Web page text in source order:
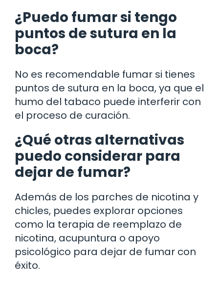
¿Puedo fumar si tengo
puntos de sutura en la
boca?
No es recomendable fumar si tienes
puntos de sutura en la boca, ya que el
humo del tabaco puede interferir con
el proceso de curación.
¿Qué otras alternativas
puedo considerar para
dejar de fumar?
Además de los parches de nicotina y
chicles, puedes explorar opciones
como la terapia de reemplazo de
nicotina, acupuntura o apoyo
psicológico para dejar de fumar con
éxito.